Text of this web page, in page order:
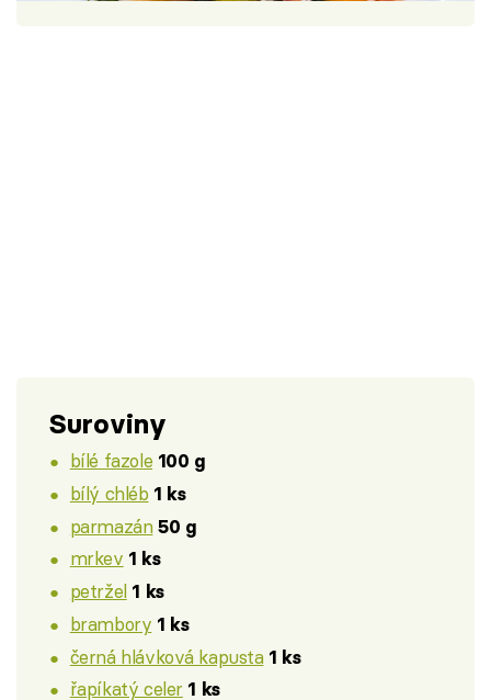
Suroviny
bílé fazole 100 g
bílý chléb 1 ks
parmazán 50 g
mrkev 1 ks
petržel 1 ks
brambory 1 ks
černá hlávková kapusta 1 ks
řapíkatý celer 1 ks